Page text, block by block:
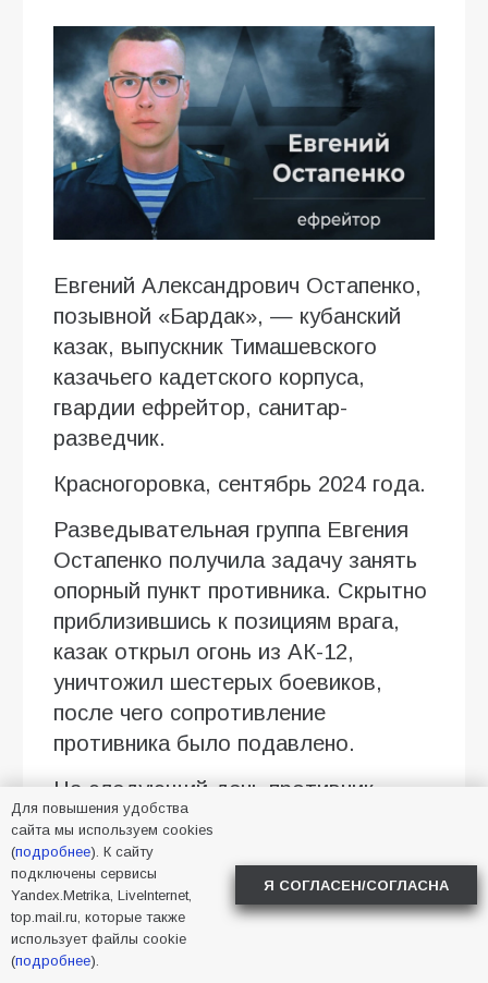
Евгений Александрович Остапенко,
позывной «Бардак», — кубанский
казак, выпускник Тимашевского
казачьего кадетского корпуса,
гвардии ефрейтор, санитар-
разведчик.
Красногоровка, сентябрь 2024 года.
Разведывательная группа Евгения
Остапенко получила задачу занять
опорный пункт противника. Скрытно
приблизившись к позициям врага,
казак открыл огонь из АК-12,
уничтожил шестерых боевиков,
после чего сопротивление
противника было подавлено.
На следующий день противник
попытался зайти в тыл российских
подразделений. Остапенко первым
обнаружил угрозу. В ходе боя он
получил тяжелые ранения, однако,
превозмогая боль, продолжил
передавать координаты
Для повышения удобства
сайта мы используем cookies
(подробнее). К сайту
подключены сервисы
Yandex.Metrika, LiveInternet,
top.mail.ru, которые также
использует файлы cookie
(подробнее).
Я СОГЛАСЕН/СОГЛАСНА